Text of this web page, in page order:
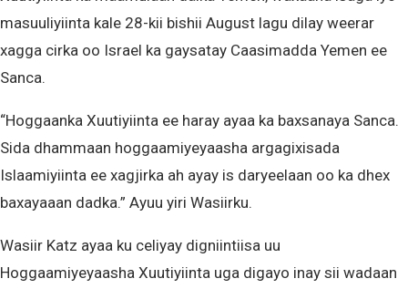
masuuliyiinta kale 28-kii bishii August lagu dilay weerar
xagga cirka oo Israel ka gaysatay Caasimadda Yemen ee
Sanca.
“Hoggaanka Xuutiyiinta ee haray ayaa ka baxsanaya Sanca.
Sida dhammaan hoggaamiyeyaasha argagixisada
Islaamiyiinta ee xagjirka ah ayay is daryeelaan oo ka dhex
baxayaaan dadka.” Ayuu yiri Wasiirku.
Wasiir Katz ayaa ku celiyay digniintiisa uu
Hoggaamiyeyaasha Xuutiyiinta uga digayo inay sii wadaan